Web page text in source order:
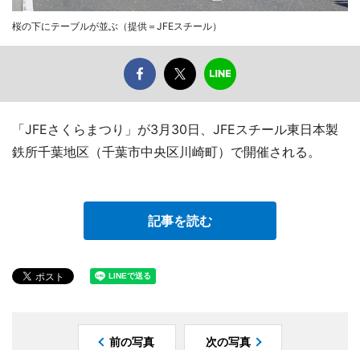
桜の下にテーブルが並ぶ（提供＝JFEスチール）
「JFEさくらまつり」が3月30日、JFEスチール東日本製
鉄所千葉地区（千葉市中央区川崎町）で開催される。
記事を読む
前の写真 次の写真